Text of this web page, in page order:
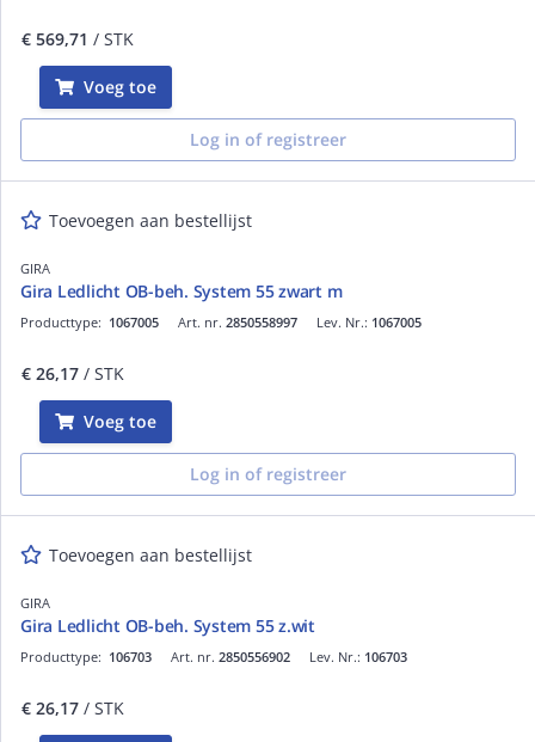
€ 569,71 / STK
Voeg toe
Log in of registreer
Toevoegen aan bestellijst
GIRA
Gira Ledlicht OB-beh. System 55 zwart m
Art. nr. 2850558997
Producttype: 1067005 Lev. Nr.: 1067005
€ 26,17 / STK
Voeg toe
Log in of registreer
Toevoegen aan bestellijst
GIRA
Gira Ledlicht OB-beh. System 55 z.wit
Art. nr. 2850556902
Producttype: 106703 Lev. Nr.: 106703
€ 26,17 / STK